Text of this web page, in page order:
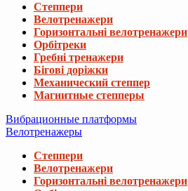
Степпери
Велотренажери
Горизонтальні велотренажери
Орбітреки
Гребні тренажери
Бігові доріжки
Механический степпер
Магнитные степперы
Вибрационные платформы
Велотренажеры
Степпери
Велотренажери
Горизонтальні велотренажери